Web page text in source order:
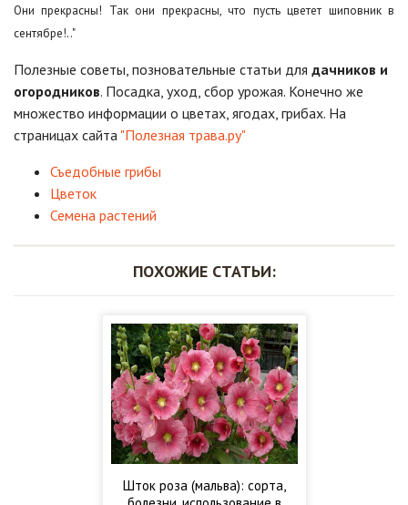
Они прекрасны! Так они прекрасны, что пусть цветет шиповник в
сентябре!.."
Полезные советы, позновательные статьи для дачников и
огородников. Посадка, уход, сбор урожая. Конечно же
множество информации о цветах, ягодах, грибах. На
страницах сайта "Полезная трава.ру"
Съедобные грибы
Цветок
Семена растений
ПОХОЖИЕ СТАТЬИ:
Шток роза (мальва): сорта,